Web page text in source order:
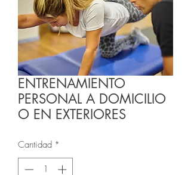
ENTRENAMIENTO
PERSONAL A DOMICILIO
O EN EXTERIORES
Cantidad *